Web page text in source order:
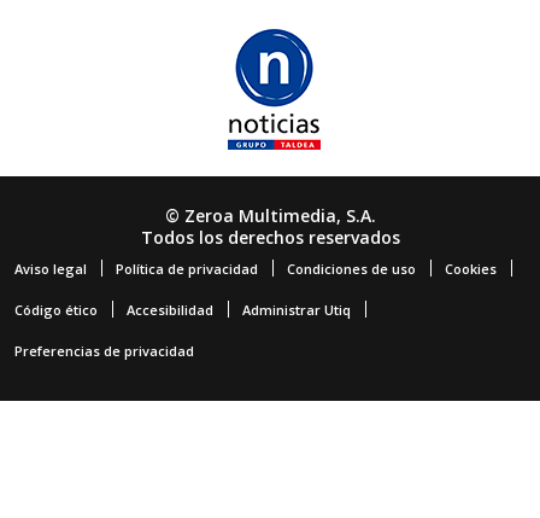
© Zeroa Multimedia, S.A.
Todos los derechos reservados
Aviso legal Política de privacidad Condiciones de uso Cookies
Código ético Accesibilidad Administrar Utiq
Preferencias de privacidad